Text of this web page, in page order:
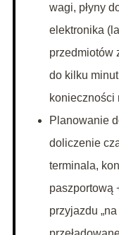
wagi, płyny
elektronika
przedmiotów
do kilku
konieczności
Planowanie
doliczenie
terminala,
paszportową
przyjazdu